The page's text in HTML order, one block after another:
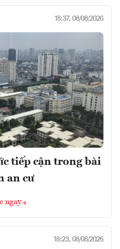
18:37, 08/08/2026
tiếp cận trong bài
an cư
ngay
18:23, 08/08/2026